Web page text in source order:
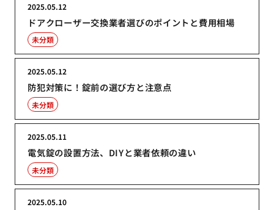
ドアクローザー交換業者選びのポイントと費用相場
2025.05.12
未分類
防犯対策に！錠前の選び方と注意点
2025.05.12
未分類
電気錠の設置方法、DIYと業者依頼の違い
2025.05.11
未分類
2025.05.10